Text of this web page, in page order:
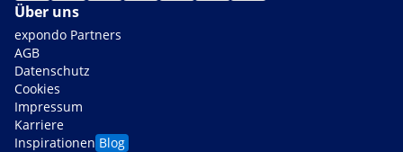
Über uns
expondo Partners
AGB
Datenschutz
Cookies
Impressum
Karriere
Inspirationen Blog